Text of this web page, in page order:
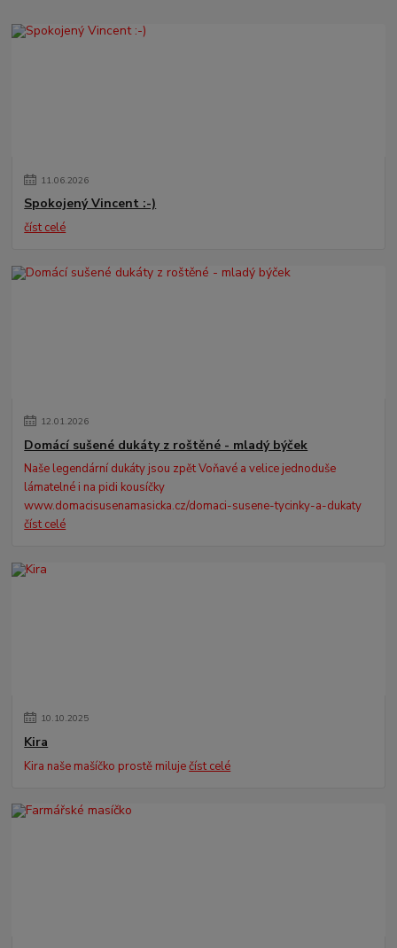
11.06.2026
Spokojený Vincent :-)
číst celé
12.01.2026
Domácí sušené dukáty z roštěné - mladý býček
Naše legendární dukáty jsou zpět Voňavé a velice jednoduše
lámatelné i na pidi kousíčky
www.domacisusenamasicka.cz/domaci-susene-tycinky-a-dukaty
číst celé
10.10.2025
Kira
Kira naše mašíčko prostě miluječíst celé